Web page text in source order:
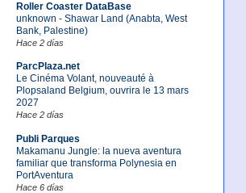
Roller Coaster DataBase
unknown - Shawar Land (Anabta, West
Bank, Palestine)
Hace 2 días
ParcPlaza.net
Le Cinéma Volant, nouveauté à
Plopsaland Belgium, ouvrira le 13 mars
2027
Hace 2 días
Publi Parques
Makamanu Jungle: la nueva aventura
familiar que transforma Polynesia en
PortAventura
Hace 6 días